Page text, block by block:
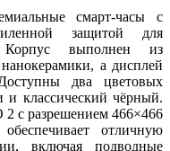
смарт‑часы с
защитой для
Корпус выполнен из
а дисплей
два цветовых
классический чёрный.
с разрешением 466×466
отличную
включая подводные